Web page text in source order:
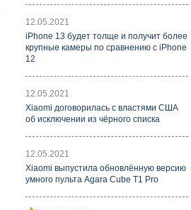
12.05.2021
iPhone 13 будет толще и получит более
крупные камеры по сравнению с iPhone
12
12.05.2021
Xiaomi договорилась с властями США
об исключении из чёрного списка
12.05.2021
Xiaomi выпустила обновлённую версию
умного пульта Agara Cube T1 Pro